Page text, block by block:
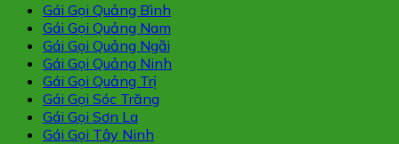
Gái Gọi Quảng Bình
Gái Gọi Quảng Nam
Gái Gọi Quảng Ngãi
Gái Gọi Quảng Ninh
Gái Gọi Quảng Trị
Gái Gọi Sóc Trăng
Gái Gọi Sơn La
Gái Gọi Tây Ninh